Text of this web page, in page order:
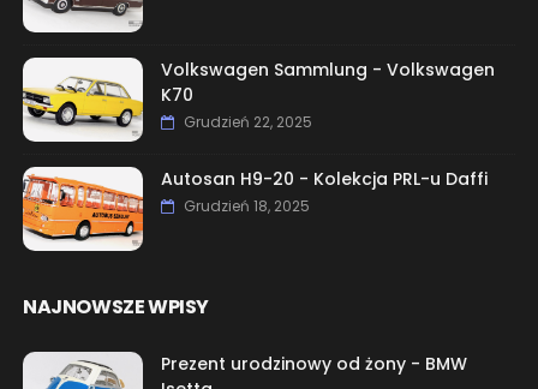
Volkswagen Sammlung - Volkswagen
K70
Grudzień 22, 2025
Autosan H9-20 - Kolekcja PRL-u Daffi
Grudzień 18, 2025
NAJNOWSZE WPISY
Prezent urodzinowy od żony - BMW